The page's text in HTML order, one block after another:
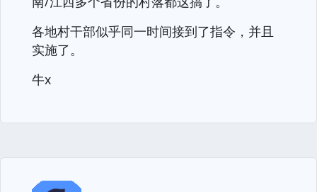
各地村干部似乎同一时间接到了指令，并且
实施了。
牛x